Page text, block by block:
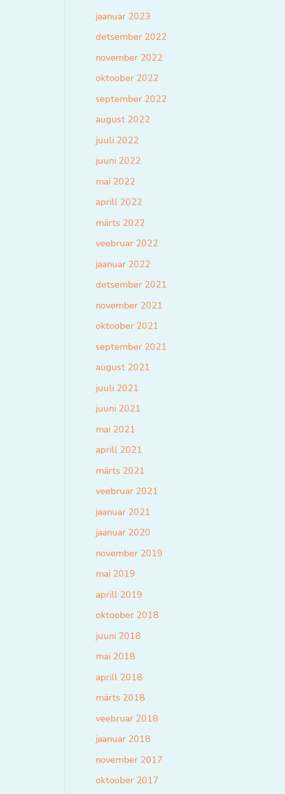
jaanuar 2023
detsember 2022
november 2022
oktoober 2022
september 2022
august 2022
juuli 2022
juuni 2022
mai 2022
aprill 2022
märts 2022
veebruar 2022
jaanuar 2022
detsember 2021
november 2021
oktoober 2021
september 2021
august 2021
juuli 2021
juuni 2021
mai 2021
aprill 2021
märts 2021
veebruar 2021
jaanuar 2021
jaanuar 2020
november 2019
mai 2019
aprill 2019
oktoober 2018
juuni 2018
mai 2018
aprill 2018
märts 2018
veebruar 2018
jaanuar 2018
november 2017
oktoober 2017